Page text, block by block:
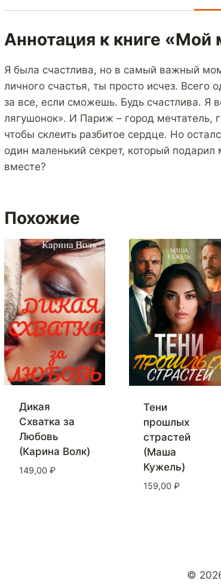
Аннотация к книге «Мой
Я была счастлива, но в самый важный
личного счастья, ты просто исчез. Всего
за все, если сможешь. Будь счастлива. Я
лягушонок». И Париж – город мечтатель,
чтобы склеить разбитое сердце. Но
один маленький секрет, который подарил
вместе?
Похожие
Дикая
Схватка за
Любовь
(Карина Волк)
149,00 ₽
Тени
прошлых
страстей
(Маша
Кужель)
159,00 ₽
©